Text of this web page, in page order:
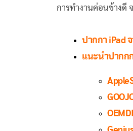
การทำงานค่อนข้างดี
ปากกา iPad
แนะนำปากก